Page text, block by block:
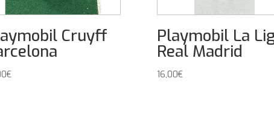
Cruyff
€
Playmobil La
Real Madrid
16,00€